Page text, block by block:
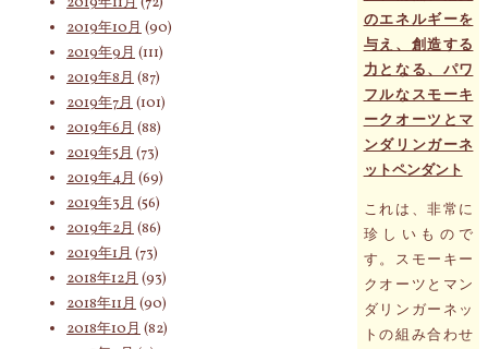
のエネルギーを
与え、創造する
力となる、パワ
フルなスモーキ
ークオーツとマ
ンダリンガーネ
ットペンダント
これは、非常に
珍しいもので
す。スモーキー
クオーツとマン
ダリンガーネッ
トの組み合わせ
2019年10月 (90)
2019年9月 (111)
2019年8月 (87)
2019年7月 (101)
2019年6月 (88)
2019年5月 (73)
2019年4月 (69)
2019年3月 (56)
2019年2月 (86)
2019年1月 (73)
2018年12月 (93)
2018年11月 (90)
2018年10月 (82)